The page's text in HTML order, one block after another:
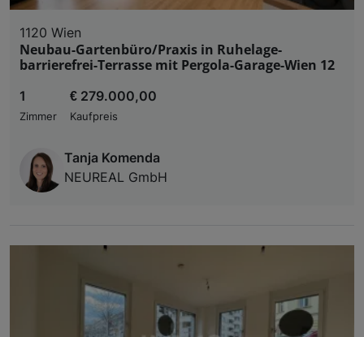
1120 Wien
Neubau-Gartenbüro/Praxis in Ruhelage-
barrierefrei-Terrasse mit Pergola-Garage-Wien 12
1
Zimmer
€ 279.000,00
Kaufpreis
Tanja Komenda
NEUREAL GmbH